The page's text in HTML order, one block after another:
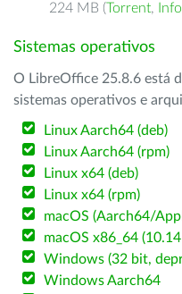
224 MB (Torrent,
Sistemas operativos
O LibreOffice 25.8.6 está
sistemas operativos e
Linux Aarch64 (deb)
Linux Aarch64 (rpm)
Linux x64 (deb)
Linux x64 (rpm)
macOS (Aarch64/
macOS x86_64
Windows (32 bit,
Windows Aarch64